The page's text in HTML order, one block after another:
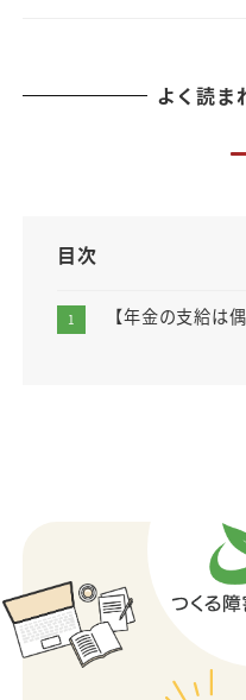
よく読ま
目次
【年金の支給は